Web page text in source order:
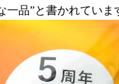
一品”と書かれていま